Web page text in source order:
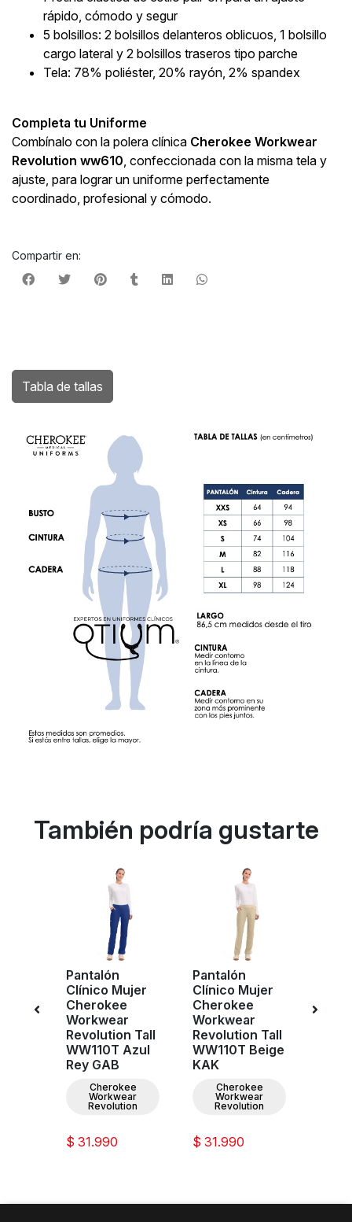
rápido, cómodo y segur
5 bolsillos: 2 bolsillos delanteros oblicuos, 1 bolsillo
cargo lateral y 2 bolsillos traseros tipo parche
Tela: 78% poliéster, 20% rayón, 2% spandex
Completa tu Uniforme
Combínalo con la polera clínica Cherokee Workwear
Revolution ww610 , confeccionada con la misma tela y
ajuste, para lograr un uniforme perfectamente
coordinado, profesional y cómodo.
Compartir en:
Tabla de tallas
También podría gustarte
Pantalón
Clínico Mujer
Cherokee
Workwear
Revolution Tall
WW110T Azul
Rey GAB
Cherokee
Workwear
Revolution
$ 31.990
Pantalón
Clínico Mujer
Cherokee
Workwear
Revolution Tall
WW110T Beige
KAK
Cherokee
Workwear
Revolution
$ 31.990